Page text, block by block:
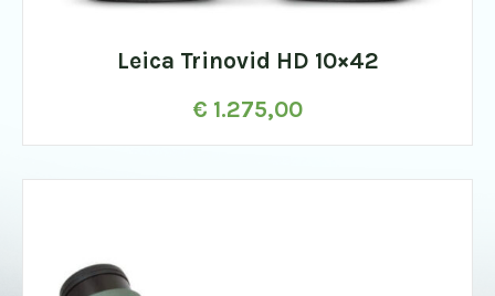
Leica Trinovid HD 10×42
€ 1.275,00